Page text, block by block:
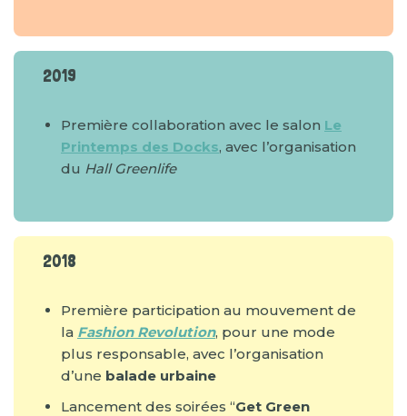
2019
Première collaboration avec le salon Le
Printemps des Docks, avec l’organisation
du Hall Greenlife
2018
Première participation au mouvement de
la Fashion Revolution, pour une mode
plus responsable, avec l’organisation
d’une balade urbaine
Lancement des soirées “Get Green